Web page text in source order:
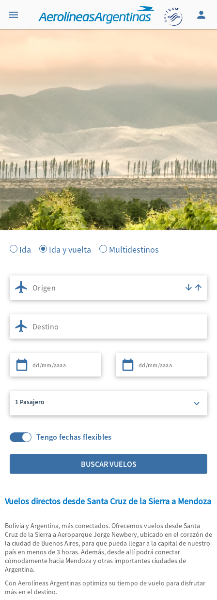
Ida Ida y vuelta Multidestinos
Origen
Destino
Partida Regreso
1 Pasajero
Tengo fechas flexibles
BUSCAR VUELOS
Vuelos directos desde Santa Cruz de la Sierra a Mendoza
Bolivia y Argentina, más conectados. Ofrecemos vuelos desde Santa
Cruz de la Sierra a Aeroparque Jorge Newbery, ubicado en el corazón de
la ciudad de Buenos Aires, para que pueda llegar a la capital de nuestro
país en menos de 3 horas. Además, desde allí podrá conectar
cómodamente hacia Mendoza y otras importantes ciudades de
Argentina.
Con Aerolíneas Argentinas optimiza su tiempo de vuelo para disfrutar
más en el destino.